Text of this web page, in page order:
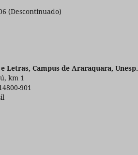
(Descontinuado)
Letras, Campus de Araraquara, Unesp.
km 1
901